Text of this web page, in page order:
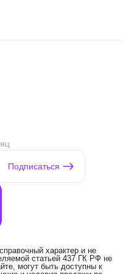
Подписаться
характер и не
статьей 437 ГК РФ не
могут быть доступны к